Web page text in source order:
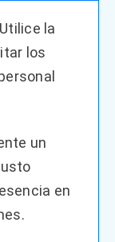
Utilice la
los
un
en